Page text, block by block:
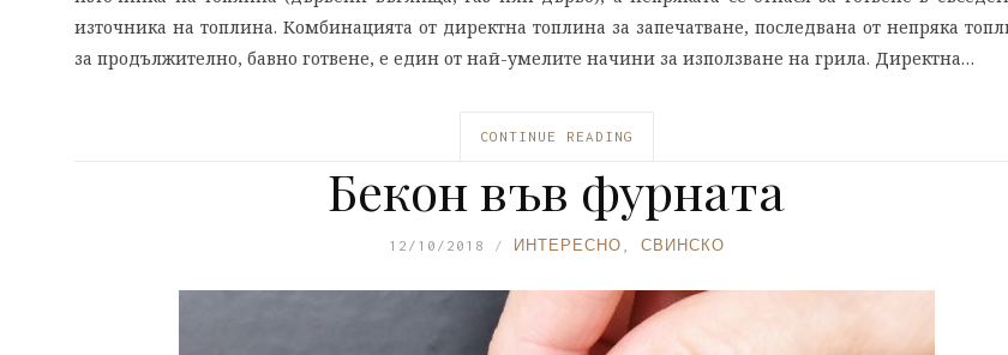
източника на топлина. Комбинацията от директна топлина за запечатване, последвана от непряка
за продължително, бавно готвене, е един от най-умелите начини за използване на грила. Директна…
CONTINUE READING
Бекон във фурната
12/10/2018 ИНТЕРЕСНО СВИНСКО